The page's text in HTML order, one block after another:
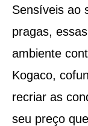
Sensíveis ao
pragas,
ambiente
Kogaco,
recriar as
seu preço